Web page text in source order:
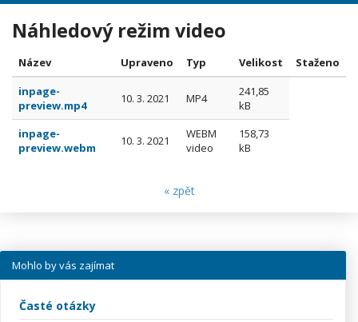
Náhledový režim video
Název Upraveno Typ Velikost
Staženo
inpage-
preview.mp4
10. 3. 2021 MP4
241,85
kB
inpage-
preview.webm
10. 3. 2021
WEBM
video
158,73
kB
« zpět
Mohlo by vás zajímat
Časté otázky